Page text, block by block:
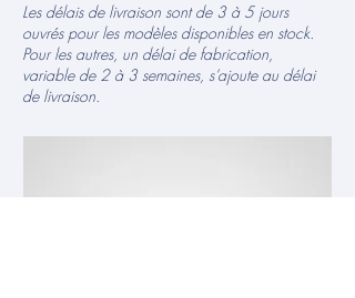
Les délais de livraison sont de 3 à 5 jours
ouvrés pour les modèles disponibles en stock.
Pour les autres, un délai de fabrication,
variable de 2 à 3 semaines, s’ajoute au délai
de livraison.